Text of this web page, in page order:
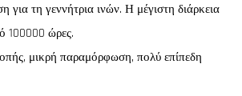
για τη γεννήτρια ινών. Η μέγιστη διάρκεια
100000 ώρες.
μικρή παραμόρφωση, πολύ επίπεδη